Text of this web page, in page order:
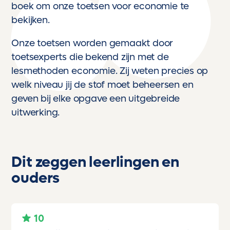
boek om onze toetsen voor economie te
bekijken.
Onze toetsen worden gemaakt door
toetsexperts die bekend zijn met de
lesmethoden economie. Zij weten precies op
welk niveau jij de stof moet beheersen en
geven bij elke opgave een uitgebreide
uitwerking.
Dit zeggen leerlingen en
ouders
10